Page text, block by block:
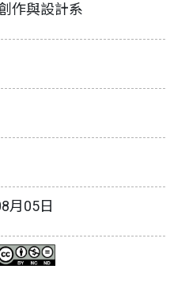
作與設計系
月05日